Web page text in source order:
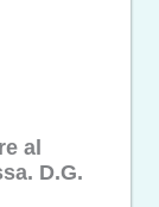
al
D.G.